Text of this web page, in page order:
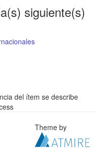
siguiente(s)
del ítem se describe
Theme by